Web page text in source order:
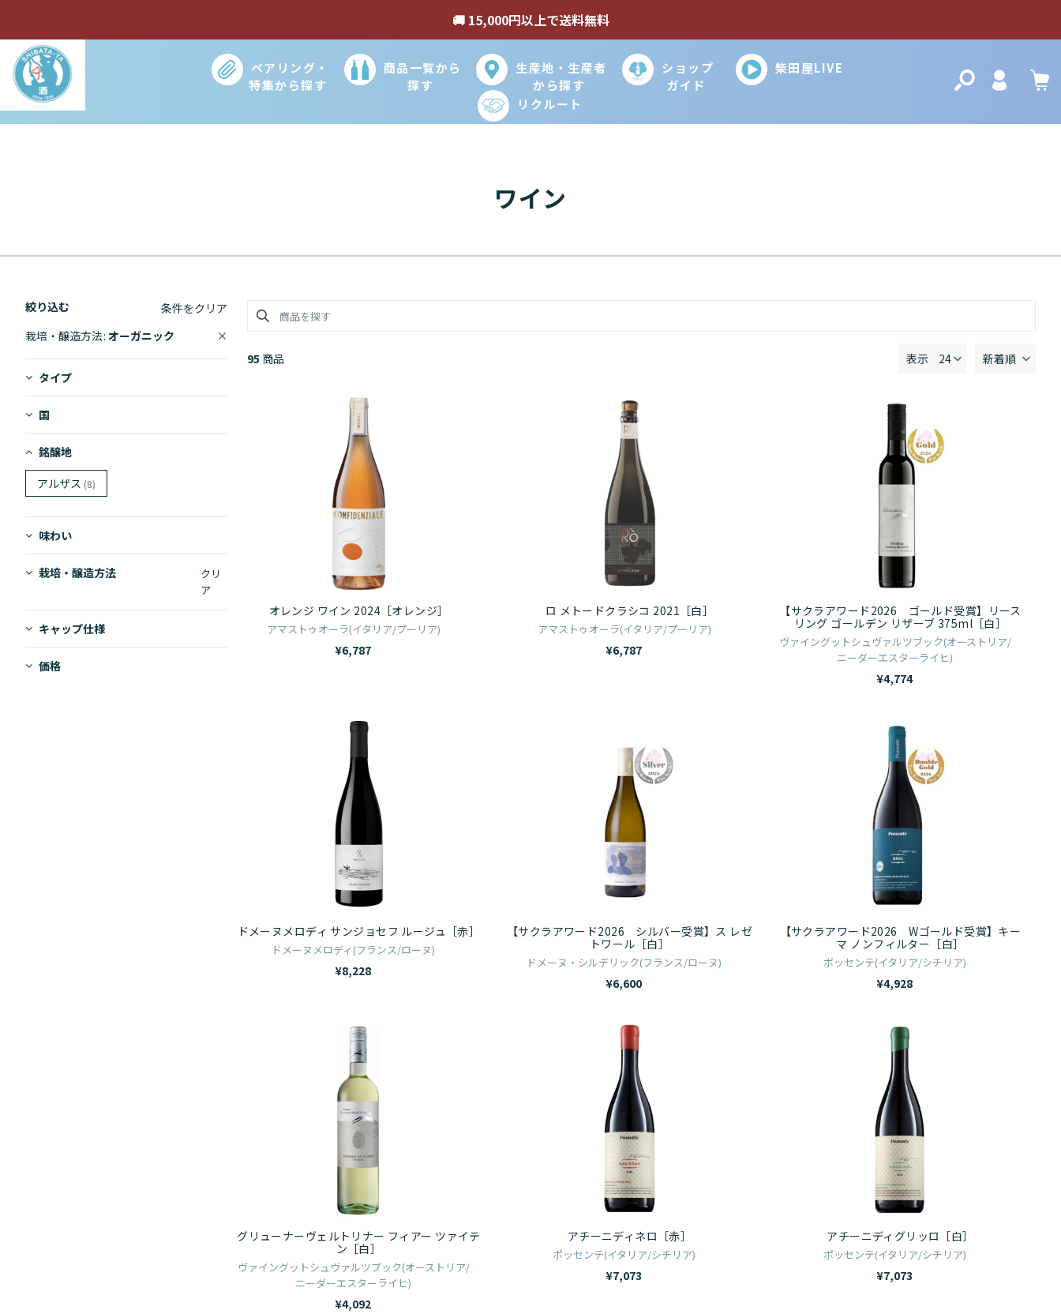
ス
🚚 15,000円以上で送料無料
ペアリング・
特集から探す
商品一覧から
探す
生産地・生産者
から探す
ショップ
ガイド
柴田屋LIVE
リクルート
検索 Login
コ
ク
ワイン
絞り込む
条件をクリア
栽培・醸造方法 オーガニック
タイプ
国
銘醸地
アルザス (8)
味わい
栽培・醸造方法
クリ
ア
キャップ仕様
価格
95 商品 表示 新着順
オ
レ
ン
ジ
イ
2024［オ
レ
ジ］
オレンジ ワイン 2024［オレンジ］
アマストゥオーラ(イタリア/プーリア)
¥6,787
ロ
メ
ト
ー
ド
ラ
シ
コ
ロ メトードクラシコ 2021［白］
アマストゥオーラ(イタリア/プーリア)
¥6,787
【サ
ク
ラ
ア
ワ
ー
2026
ル
ド
受
賞】
ー
ス
リ
ン
ゴ
ー
ル
デ
リ
ザ
ー
375ml［白］
【サクラアワード2026 ゴールド受賞】リース
リング ゴールデン リザーブ 375ml［白］
ヴァイングットシュヴァルツブック(オーストリア/
ニーダーエスターライヒ)
¥4,774
ド
メ
ー
デ
ィ
サ
ジ
ル
ー
ジ
［赤］
ドメーヌメロディ サンジョセフ ルージュ［赤］
ドメーヌメロディ(フランス/ローヌ)
¥8,228
ク
ラ
ア
ワ
ド
2026
シ
バ
ー
受
ス
レ
ゼ
ト
ワ
ー
ル
［白］
【サクラアワード2026 シルバー受賞】ス レゼ
トワール［白］
ドメーヌ・シルデリック(フランス/ローヌ)
¥6,600
【サ
ク
ラ
ア
ー
ド
2026
W
ー
ル
ド
賞】
キ
ー
マ
ノ
フ
ィ
ル
タ
ー
［白］
【サクラアワード2026 Wゴールド受賞】キー
マ ノンフィルター［白］
ポッセンテ(イタリア/シチリア)
¥4,928
グ
リ
ュ
ナ
ー
ヴ
ル
リ
ナ
ー
フ
グリューナーヴェルトリナー フィアー ツァイテ
ン［白］
ヴァイングットシュヴァルツブック(オーストリア/
ニーダーエスターライヒ)
¥4,092
ア
チ
ー
ニ
デ
ィ
ネ
ロ
［赤］
アチーニディネロ［赤］
ポッセンテ(イタリア/シチリア)
¥7,073
ア
チ
ー
ニ
デ
ィ
グ
リ
ッ
［白］
アチーニディグリッロ［白］
ポッセンテ(イタリア/シチリア)
¥7,073